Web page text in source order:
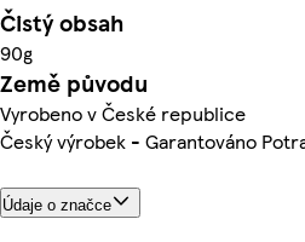
Čistý obsah
90g
Země původu
Vyrobeno v České republice
Český výrobek - Garantováno
Údaje o značce